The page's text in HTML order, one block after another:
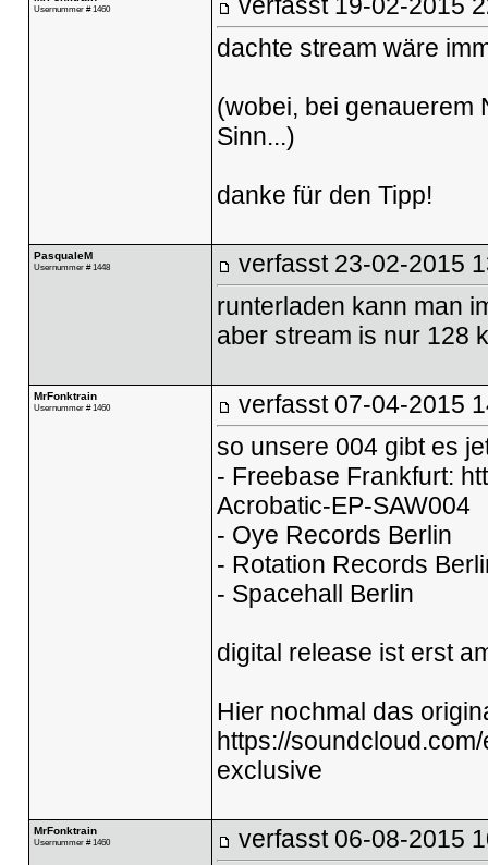
Usernummer # 1460
dachte stream wäre
(wobei, bei genauerem
Sinn...)
danke für den Tipp!
PasqualeM
Usernummer # 1448 verfasst 23-02-2015
runterladen kann man
aber stream is nur 128
MrFonktrain
Usernummer # 1460 verfasst 07-04-2015
so unsere 004 gibt es
- Freebase Frankfurt:
Acrobatic-EP-SAW004
- Oye Records Berlin
- Rotation Records
- Spacehall Berlin
digital release ist erst
Hier nochmal das
https://
exclusive
MrFonktrain
Usernummer # 1460 verfasst 06-08-2015